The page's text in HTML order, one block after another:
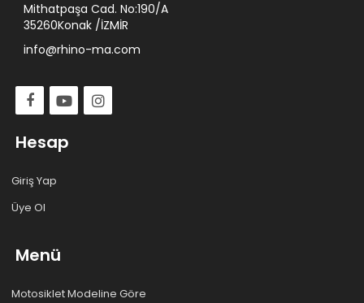
Mithatpaşa Cad. No:190/A
35260Konak /İZMİR
info@rhino-ma.com
Hesap
Giriş Yap
Üye Ol
Menü
Motosiklet Modeline Göre